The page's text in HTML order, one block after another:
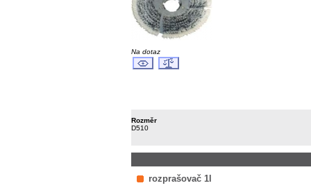
Na dotaz
Rozměr
D510
rozprašovač 1l